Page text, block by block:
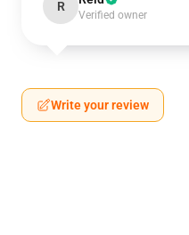
R
Verified owner
Write your review